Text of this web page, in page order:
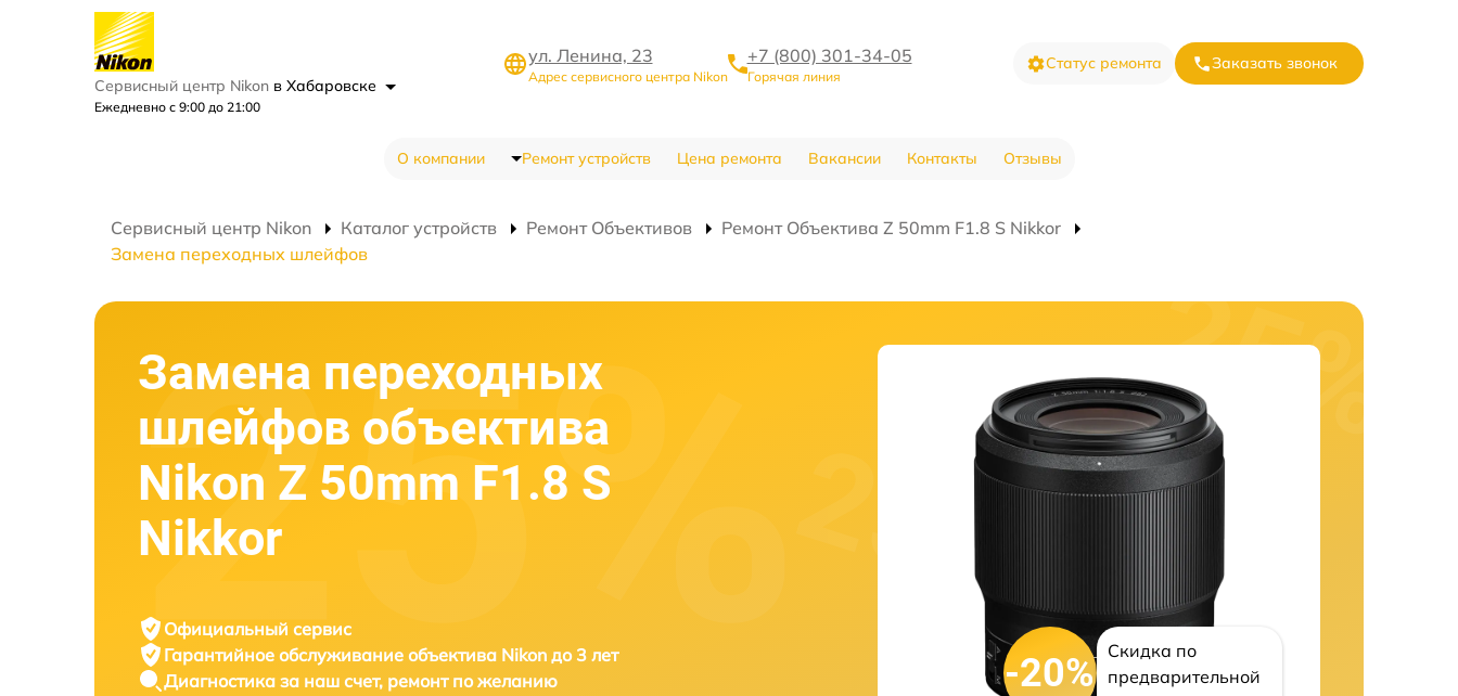
Сервисный центр Nikon в Хабаровске
Ежедневно с 9:00 до 21:00
ул. Ленина, 23
Адрес сервисного центра Nikon
+7 (800) 301-34-05
Горячая линия
Статус ремонта Заказать звонок
О компании Ремонт устройств Цена ремонта Вакансии Контакты Отзывы
Сервисный центр Nikon Каталог устройств Ремонт Объективов
Ремонт Объектива Z 50mm F1.8 S Nikkor
Замена переходных шлейфов
Замена переходных
шлейфов объектива
Nikon Z 50mm F1.8 S
Nikkor
Официальный сервис
Гарантийное обслуживание объектива Nikon до 3 лет
Диагностика за наш счет, ремонт по желанию
-20%
Скидка по
предварительной